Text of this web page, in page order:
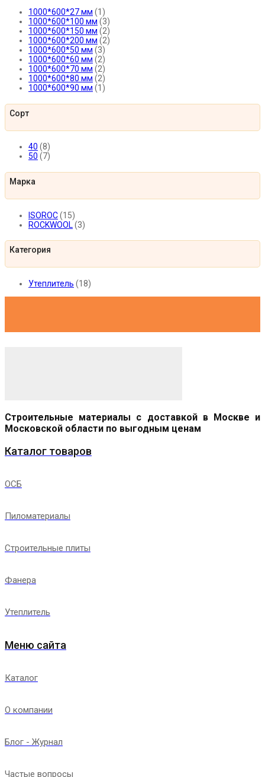
1000*600*27 мм (1)
1000*600*100 мм (3)
1000*600*150 мм (2)
1000*600*200 мм (2)
1000*600*50 мм (3)
1000*600*60 мм (2)
1000*600*70 мм (2)
1000*600*80 мм (2)
1000*600*90 мм (1)
Сорт
40 (8)
50 (7)
Марка
ISOROC(15)
ROCKWOOL (3)
Категория
Утеплитель (18)
Строительные материалы с доставкой в Москве и
Московской области по выгодным ценам
Каталог товаров
ОСБ
Пиломатериалы
Строительные плиты
Фанера
Утеплитель
Меню сайта
Каталог
О компании
Блог - Журнал
Частые вопросы